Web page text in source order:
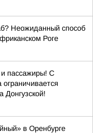
Неожиданный способ
Роге
пассажиры! С
Донгузской!
в Оренбурге